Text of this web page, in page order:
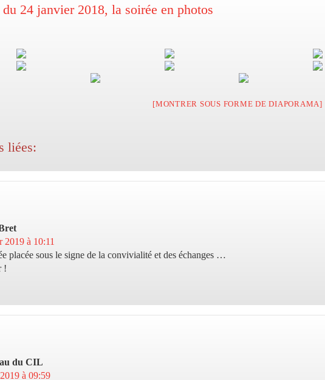
du 24 janvier 2018, la soirée en photos
[MONTRER SOUS FORME DE DIAPORAMA]
liées:
2019 à 10:11
placée sous le signe de la convivialité et des échanges …
!
du CIL
à 09:59